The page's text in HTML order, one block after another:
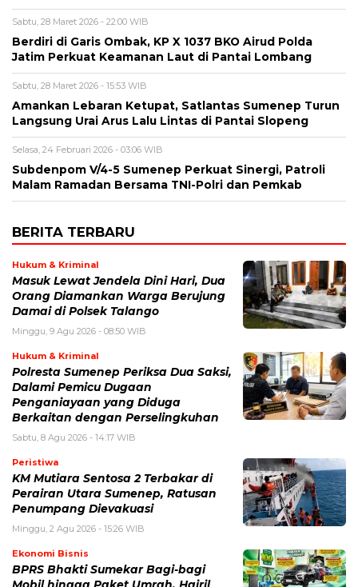
Sabtu, 28 Maret 2026 - 22:00 WIB
Berdiri di Garis Ombak, KP X 1037 BKO Airud Polda
Jatim Perkuat Keamanan Laut di Pantai Lombang
Sabtu, 28 Maret 2026 - 15:53 WIB
Amankan Lebaran Ketupat, Satlantas Sumenep Turun
Langsung Urai Arus Lalu Lintas di Pantai Slopeng
Selasa, 24 Februari 2026 - 03:06 WIB
Subdenpom V/4-5 Sumenep Perkuat Sinergi, Patroli
Malam Ramadan Bersama TNI-Polri dan Pemkab
BERITA TERBARU
Hukum & Kriminal
Masuk Lewat Jendela Dini Hari, Dua
Orang Diamankan Warga Berujung
Damai di Polsek Talango
Minggu, 9 Agu 2026 - 08:50 WIB
Hukum & Kriminal
Polresta Sumenep Periksa Dua Saksi,
Dalami Pemicu Dugaan
Penganiayaan yang Diduga
Berkaitan dengan Perselingkuhan
Sabtu, 8 Agu 2026 - 14:17 WIB
Peristiwa
KM Mutiara Sentosa 2 Terbakar di
Perairan Utara Sumenep, Ratusan
Penumpang Dievakuasi
Minggu, 2 Agu 2026 - 15:26 WIB
Ekonomi Bisnis
BPRS Bhakti Sumekar Bagi-bagi